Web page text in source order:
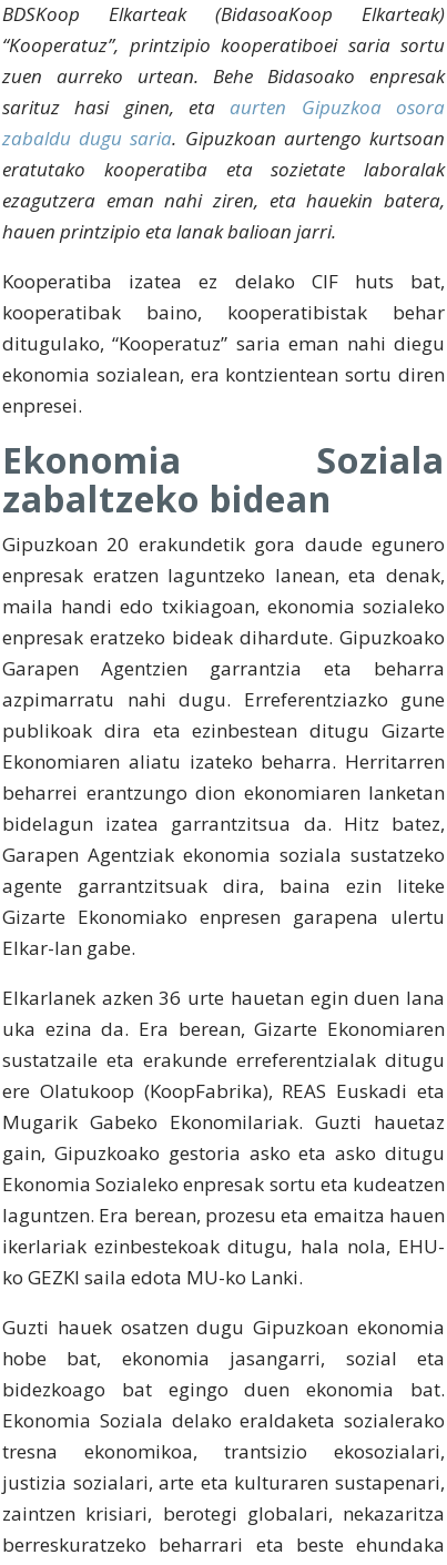
BDSKoop Elkarteak (BidasoaKoop Elkarteak)
“Kooperatuz”, printzipio kooperatiboei saria sortu
zuen aurreko urtean. Behe Bidasoako enpresak
sarituz hasi ginen, eta aurten Gipuzkoa osora
zabaldu dugu saria. Gipuzkoan aurtengo kurtsoan
eratutako kooperatiba eta sozietate laboralak
ezagutzera eman nahi ziren, eta hauekin batera,
hauen printzipio eta lanak balioan jarri.
Kooperatiba izatea ez delako CIF huts bat,
kooperatibak baino, kooperatibistak behar
ditugulako, “Kooperatuz” saria eman nahi diegu
ekonomia sozialean, era kontzientean sortu diren
enpresei.
Ekonomia Soziala
zabaltzeko bidean
Gipuzkoan 20 erakundetik gora daude egunero
enpresak eratzen laguntzeko lanean, eta denak,
maila handi edo txikiagoan, ekonomia sozialeko
enpresak eratzeko bideak dihardute. Gipuzkoako
Garapen Agentzien garrantzia eta beharra
azpimarratu nahi dugu. Erreferentziazko gune
publikoak dira eta ezinbestean ditugu Gizarte
Ekonomiaren aliatu izateko beharra. Herritarren
beharrei erantzungo dion ekonomiaren lanketan
bidelagun izatea garrantzitsua da. Hitz batez,
Garapen Agentziak ekonomia soziala sustatzeko
agente garrantzitsuak dira, baina ezin liteke
Gizarte Ekonomiako enpresen garapena ulertu
Elkar-lan gabe.
Elkarlanek azken 36 urte hauetan egin duen lana
uka ezina da. Era berean, Gizarte Ekonomiaren
sustatzaile eta erakunde erreferentzialak ditugu
ere Olatukoop (KoopFabrika), REAS Euskadi eta
Mugarik Gabeko Ekonomilariak. Guzti hauetaz
gain, Gipuzkoako gestoria asko eta asko ditugu
Ekonomia Sozialeko enpresak sortu eta kudeatzen
laguntzen. Era berean, prozesu eta emaitza hauen
ikerlariak ezinbestekoak ditugu, hala nola, EHU-
ko GEZKI saila edota MU-ko Lanki.
Guzti hauek osatzen dugu Gipuzkoan ekonomia
hobe bat, ekonomia jasangarri, sozial eta
bidezkoago bat egingo duen ekonomia bat.
Ekonomia Soziala delako eraldaketa sozialerako
tresna ekonomikoa, trantsizio ekosozialari,
justizia sozialari, arte eta kulturaren sustapenari,
zaintzen krisiari, berotegi globalari, nekazaritza
berreskuratzeko beharrari eta beste ehundaka